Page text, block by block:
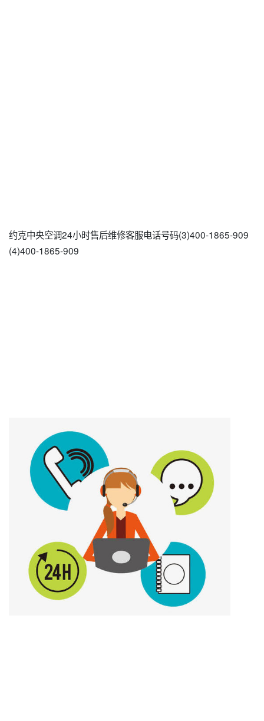
约克中央空调24小时售后维修客服电话号码(3)400-1865-909
(4)400-1865-909